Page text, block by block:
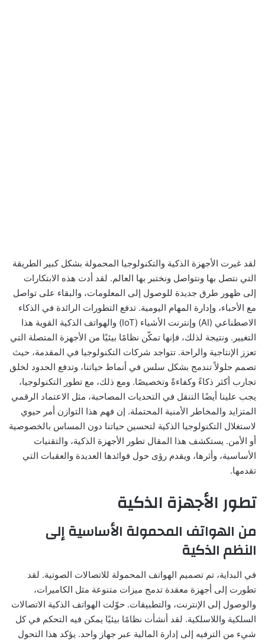
لقد غيرت الأجهزة الذكية والتكنولوجيا المحمولة بشكل كبير الطريقة
التي نتصل بها ونتواصل ونختبر بها العالم. لقد أدت هذه الابتكارات
إلى ظهور طرق جديدة للوصول إلى المعلومات، والبقاء على تواصل
مع الأحباء، وإدارة المهام اليومية. تدفع التطورات الرائدة في الذكاء
الاصطناعي (AI) وإنترنت الأشياء (IoT) والهواتف الذكية القوية هذا
التغيير. ونتيجة لذلك، فإنها تمكّن نظامًا بيئيًا من الأجهزة المتصلة التي
تعزز الإنتاجية والراحة. تتواجد شركات التكنولوجيا في المقدمة، حيث
تصمم حلولاً تندمج بشكل سلس في أنماط حياتنا، وتدفع الحدود لخلق
تجارب أكثر ذكاءً وكفاءةً وتخصيصًا. ومع ذلك، مع تطور التكنولوجيا،
يجب علينا أيضًا التنقل في التحديات المصاحبة، مثل الاعتماد الرقمي
المتزايد والمخاطر الأمنية المحتملة. إن فهم هذا التوازن أمر حيوي
لاستغلال التكنولوجيا الذكية لتحسين حياتنا دون المساس بالخصوصية
أو الأمن. يستكشف هذا المقال تطور الأجهزة الذكية، والتقنيات
الأساسية، وأثرها، ويقدم رؤى حول فوائدها العديدة والعقبات التي
تقدمها.
تطور الأجهزة الذكية
من الهواتف المحمولة الأساسية إلى
النظم الذكية
في البداية، تم تصميم الهواتف المحمولة للاتصالات الصوتية. لقد
تطورت إلى أجهزة معقدة تدمج ميزات متنوعة مثل الكاميرات،
والوصول إلى الإنترنت، والتطبيقات. حوّلت الهواتف الذكية الاتصالات
السلكية واللاسلكية. لقد أنشأت نظامًا بيئيًا يمكن فيه التحكم في كل
شيء من الترفيه إلى إدارة المالية عبر جهاز واحد. يؤكد هذا التحول